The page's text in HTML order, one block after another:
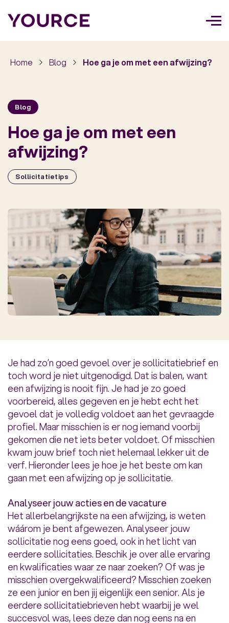
Home Blog Hoe ga je om met een afwijzing?
Blog
Hoe ga je om met een
afwijzing?
Sollicitatietips
Je had zo’n goed gevoel over je sollicitatiebrief en
toch word je niet uitgenodigd. Dat is balen, want
een afwijzing is nooit fijn. Je had je zo goed
voorbereid, alles gegeven en je hebt echt het
gevoel dat je volledig voldoet aan het gevraagde
profiel. Maar misschien is er nog iemand voorbij
gekomen die net iets beter voldoet. Of misschien
kwam jouw brief toch niet helemaal lekker uit de
verf. Hieronder lees je hoe je het beste om kan
gaan met een afwijzing op je sollicitatie.
Analyseer jouw acties en de vacature
Het allerbelangrijkste na een afwijzing, is weten
wáárom je bent afgewezen. Analyseer jouw
sollicitatie nog eens goed, ook in het licht van
eerdere sollicitaties. Beschik je over alle ervaring
en kwalificaties waar ze naar zoeken? Of was je
misschien overgekwalificeerd? Misschien zoeken
ze een junior en ben jij eigenlijk een senior. Als je
eerdere sollicitatiebrieven hebt waarbij je wel
succesvol was, lees deze dan nog eens na en